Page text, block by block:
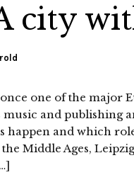
city
one of the major
music and publishing
happen and which
Middle Ages,